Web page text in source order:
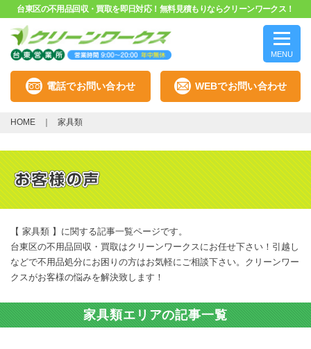
台東区の不用品回収・買取を即日対応！無料見積もりならクリーンワークス！
MENU
電話でお問い合わせ WEBでお問い合わせ
HOME 家具類
【 家具類 】に関する記事一覧ページです。
台東区の不用品回収・買取はクリーンワークスにお任せ下さい！引越し
などで不用品処分にお困りの方はお気軽にご相談下さい。クリーンワー
クスがお客様の悩みを解決致します！
家具類エリアの記事一覧